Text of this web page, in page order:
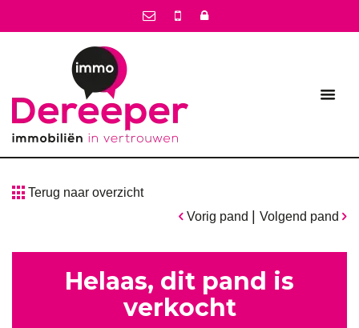
Terug naar overzicht
Vorig pand
Volgend pand
Helaas, dit pand is
verkocht